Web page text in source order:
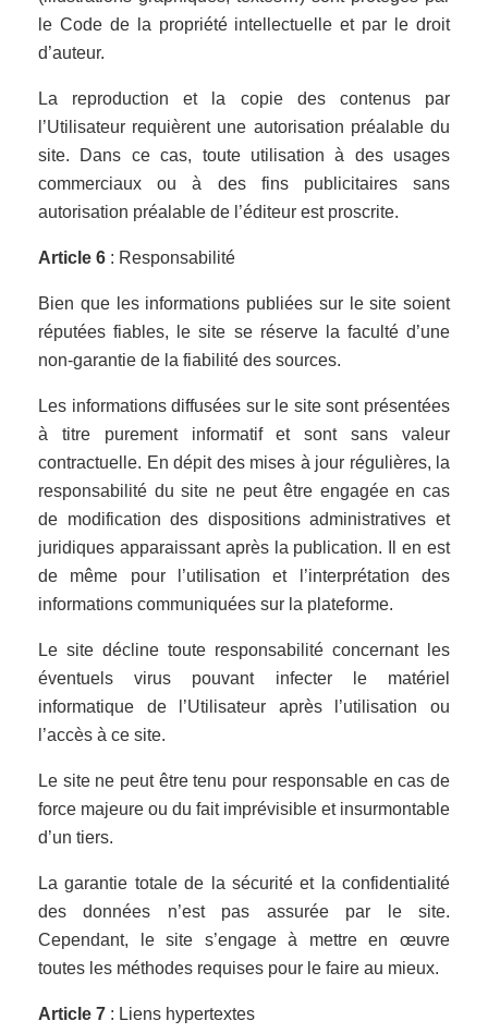
le Code de la propriété intellectuelle et par le droit
d’auteur.
La reproduction et la copie des contenus par
l’Utilisateur requièrent une autorisation préalable du
site. Dans ce cas, toute utilisation à des usages
commerciaux ou à des fins publicitaires sans
autorisation préalable de l’éditeur est proscrite.
Article 6 : Responsabilité
Bien que les informations publiées sur le site soient
réputées fiables, le site se réserve la faculté d’une
non-garantie de la fiabilité des sources.
Les informations diffusées sur le site sont présentées
à titre purement informatif et sont sans valeur
contractuelle. En dépit des mises à jour régulières, la
responsabilité du site ne peut être engagée en cas
de modification des dispositions administratives et
juridiques apparaissant après la publication. Il en est
de même pour l’utilisation et l’interprétation des
informations communiquées sur la plateforme.
Le site décline toute responsabilité concernant les
éventuels virus pouvant infecter le matériel
informatique de l’Utilisateur après l’utilisation ou
l’accès à ce site.
Le site ne peut être tenu pour responsable en cas de
force majeure ou du fait imprévisible et insurmontable
d’un tiers.
La garantie totale de la sécurité et la confidentialité
des données n’est pas assurée par le site.
Cependant, le site s’engage à mettre en œuvre
toutes les méthodes requises pour le faire au mieux.
Article 7 : Liens hypertextes